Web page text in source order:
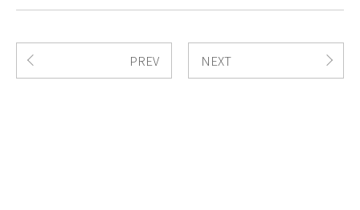
PREV NEXT